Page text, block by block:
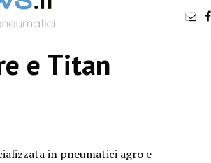
e Titan
in pneumatici agro e